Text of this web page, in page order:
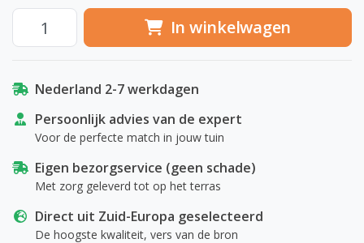
In winkelwagen
Nederland 2-7 werkdagen
Persoonlijk advies van de expert
Voor de perfecte match in jouw tuin
Eigen bezorgservice (geen schade)
Met zorg geleverd tot op het terras
Direct uit Zuid-Europa geselecteerd
De hoogste kwaliteit, vers van de bron